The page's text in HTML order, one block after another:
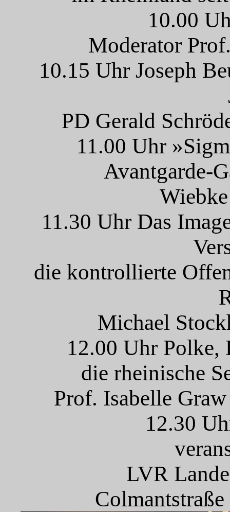
10.00
Moderator
10.15 Uhr Joseph
PD Gerald
11.00 Uhr
Avantgarde-
11.30 Uhr Das
die kontrollierte
Michael
12.00 Uhr Polke,
die rheinische
Prof. Isabelle
12.30
LVR